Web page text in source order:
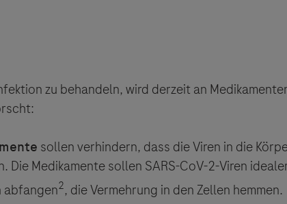
zu behandeln, wird derzeit an
sollen verhindern, dass die Viren in die
Die Medikamente sollen SARS-CoV-2-Viren
abfangen2, die Vermehrung in den Zellen hemmen.